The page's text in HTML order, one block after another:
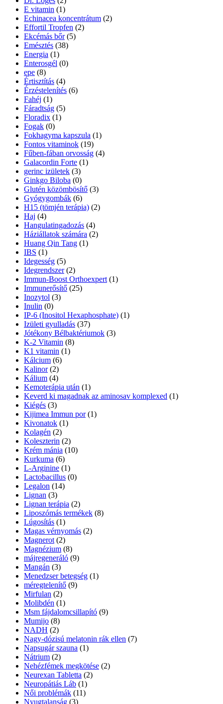
E vitamin (1)
Echinacea koncentrátum (2)
Effortil Tropfen (2)
Ekcémás bőr (5)
Emésztés (38)
Energia (1)
Enterosgél (0)
epe (8)
Értisztítás (4)
Érzéstelenítés (6)
Fahéj (1)
Fáradtság (5)
Floradix (1)
Fogak (0)
Fokhagyma kapszula (1)
Fontos vitaminok (19)
Fűben-fában orvosság (4)
Galacordin Forte (1)
gerinc izületek (3)
Ginkgo Biloba (0)
Glutén közömbösítő (3)
Gyógygombák (6)
H15 (tömjén terápia) (2)
Haj (4)
Hangulatingadozás (4)
Háziállatok számára (2)
Huang Qin Tang (1)
IBS (1)
Idegesség (5)
Idegrendszer (2)
Immun-Boost Orthoexpert (1)
Immunerősítő (25)
Inozytol (3)
Inulin (0)
IP-6 (Inositol Hexaphosphate) (1)
Izületi gyulladás (37)
Jótékony Bélbaktériumok (3)
K-2 Vitamin (8)
K1 vitamin (1)
Kálcium (6)
Kalinor (2)
Kálium (4)
Kemoterápia után (1)
Keverd ki magadnak az aminosav komplexed (1)
Kiégés (3)
Kijimea Immun por (1)
Kivonatok (1)
Kolagén (2)
Koleszterin (2)
Krém mánia (10)
Kurkuma (6)
L-Arginine (1)
Lactobacillus (0)
Legalon (14)
Lignan (3)
Lignan terápia (2)
Liposzómás termékek (8)
Lúgosítás (1)
Magas vérnyomás (2)
Magnerot (2)
Magnézium (8)
májregeneráló (9)
Mangán (3)
Menedzser betegség (1)
méregtelenítő (9)
Mirfulan (2)
Molibdén (1)
Msm fájdalomcsillapító (9)
Mumijo (8)
NADH (2)
Nagy-dózisú melatonin rák ellen (7)
Napsugár szauna (1)
Nátrium (2)
Nehézfémek megkötése (2)
Neurexan Tabletta (2)
Neuropátiás Láb (1)
Női problémák (11)
Nyugtalanság (3)